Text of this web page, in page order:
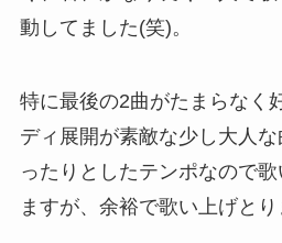
動してました(笑)。
特に最後の2曲がたまらなく
ディ展開が素敵な少し大人
ったりとしたテンポなので
ますが、余裕で歌い上げとり